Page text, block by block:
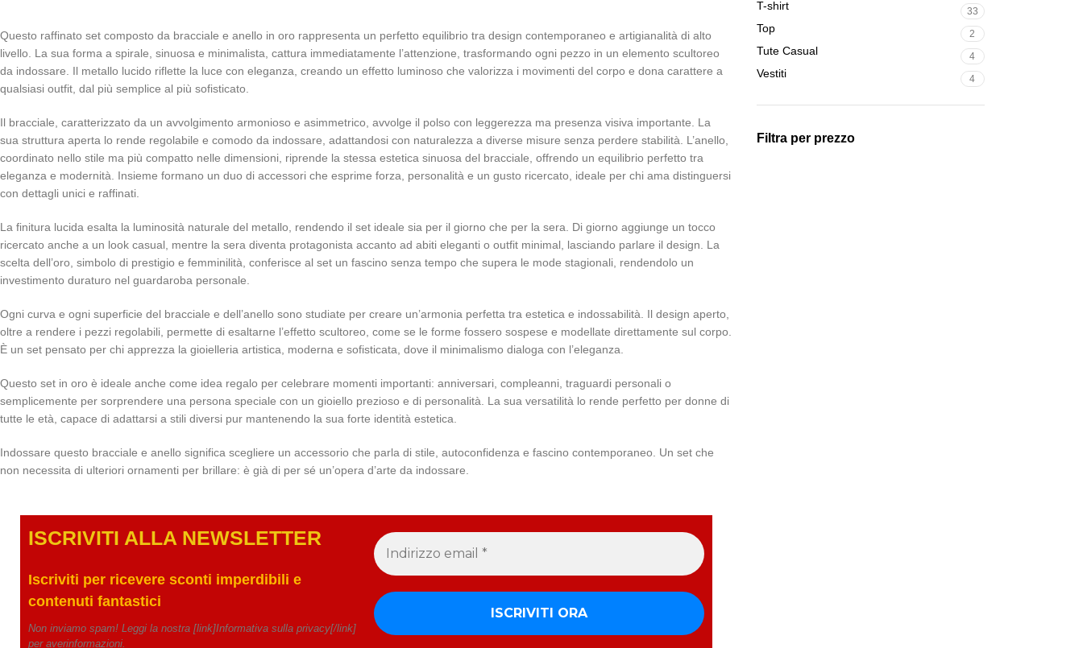
Questo raffinato set composto da bracciale e anello in oro rappresenta un perfetto equilibrio tra design contemporaneo e artigianalità di alto
livello. La sua forma a spirale, sinuosa e minimalista, cattura immediatamente l’attenzione, trasformando ogni pezzo in un elemento scultoreo
da indossare. Il metallo lucido riflette la luce con eleganza, creando un effetto luminoso che valorizza i movimenti del corpo e dona carattere a
qualsiasi outfit, dal più semplice al più sofisticato.
Il bracciale, caratterizzato da un avvolgimento armonioso e asimmetrico, avvolge il polso con leggerezza ma presenza visiva importante. La
sua struttura aperta lo rende regolabile e comodo da indossare, adattandosi con naturalezza a diverse misure senza perdere stabilità. L’anello,
coordinato nello stile ma più compatto nelle dimensioni, riprende la stessa estetica sinuosa del bracciale, offrendo un equilibrio perfetto tra
eleganza e modernità. Insieme formano un duo di accessori che esprime forza, personalità e un gusto ricercato, ideale per chi ama distinguersi
con dettagli unici e raffinati.
La finitura lucida esalta la luminosità naturale del metallo, rendendo il set ideale sia per il giorno che per la sera. Di giorno aggiunge un tocco
ricercato anche a un look casual, mentre la sera diventa protagonista accanto ad abiti eleganti o outfit minimal, lasciando parlare il design. La
scelta dell’oro, simbolo di prestigio e femminilità, conferisce al set un fascino senza tempo che supera le mode stagionali, rendendolo un
investimento duraturo nel guardaroba personale.
Ogni curva e ogni superficie del bracciale e dell’anello sono studiate per creare un’armonia perfetta tra estetica e indossabilità. Il design aperto,
oltre a rendere i pezzi regolabili, permette di esaltarne l’effetto scultoreo, come se le forme fossero sospese e modellate direttamente sul corpo.
È un set pensato per chi apprezza la gioielleria artistica, moderna e sofisticata, dove il minimalismo dialoga con l’eleganza.
Questo set in oro è ideale anche come idea regalo per celebrare momenti importanti: anniversari, compleanni, traguardi personali o
semplicemente per sorprendere una persona speciale con un gioiello prezioso e di personalità. La sua versatilità lo rende perfetto per donne di
tutte le età, capace di adattarsi a stili diversi pur mantenendo la sua forte identità estetica.
Indossare questo bracciale e anello significa scegliere un accessorio che parla di stile, autoconfidenza e fascino contemporaneo. Un set che
non necessita di ulteriori ornamenti per brillare: è già di per sé un’opera d’arte da indossare.
ISCRIVITI ALLA NEWSLETTER
Iscriviti per ricevere sconti imperdibili e
contenuti fantastici
Non inviamo spam! Leggi la nostra [link]Informativa sulla privacy[/link]
per averinformazioni.
T-shirt 33
Top 2
Tute Casual 4
Vestiti 4
Filtra per prezzo